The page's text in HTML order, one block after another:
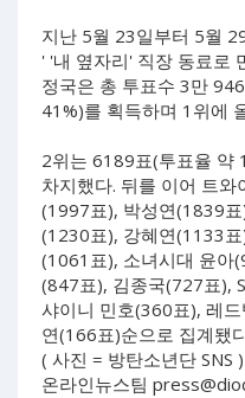
지난 5월 23일부터 5월
' '내 옆자리' 직장 동료로
정국은 총 투표수 3만
41%)를 획득하며 1위에
2위는 6189표(투표율 약
차지했다. 뒤를 이어 트
(1997표), 박성연(1839
(1230표), 강혜연(1133
(1061표), 소녀시대 윤아
(847표), 김종국(727표),
샤이니 민호(360표), 레
연(166표)순으로 집계됐
( 사진 = 방탄소년단 SNS )
온라인뉴스팀